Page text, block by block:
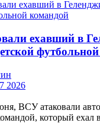
ехавший в
2026
ВСУ атаковали
который ехал